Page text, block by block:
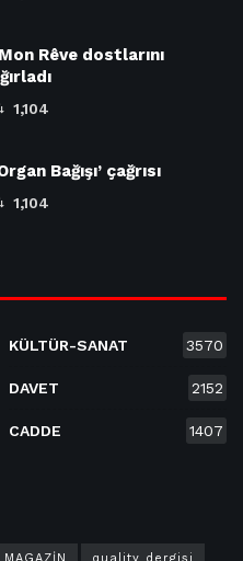
Rêve dostlarını
1,104
Bağışı’ çağrısı
1,104
KÜLTÜR-SANAT 3570
DAVET 2152
CADDE 1407